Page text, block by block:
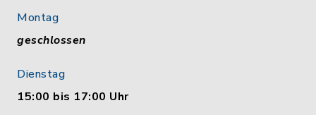
Montag
geschlossen
Dienstag
15:00 bis 17:00 Uhr